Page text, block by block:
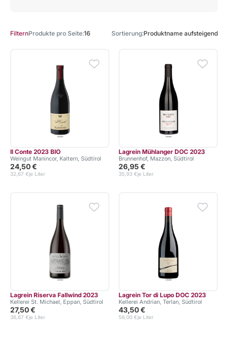
FilternProdukte pro Seite 16 Sortierung Produktname aufsteigend
Il Conte 2023 BIO
Weingut Manincor, Kaltern, Südtirol
24,50 €
je Liter
32,67 €
Lagrein Mühlanger DOC 2023
Brunnenhof, Mazzon, Südtirol
26,95 €
je Liter
35,93 €
Lagrein Riserva Fallwind 2023
Kellerei St. Michael, Eppan, Südtirol
27,50 €
je Liter
36,67 €
Lagrein Tor di Lupo DOC 2023
Kellerei Andrian, Terlan, Südtirol
43,50 €
je Liter
58,00 €